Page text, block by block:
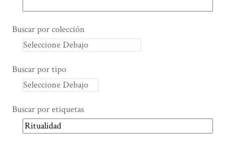
Buscar por colección
Buscar por tipo
Buscar por etiquetas